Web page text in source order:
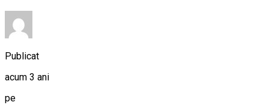
Publicat
acum 3 ani
pe